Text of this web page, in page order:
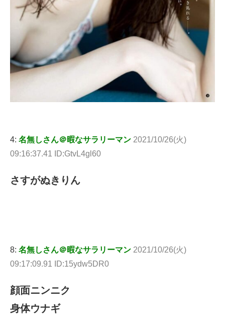
4: 名無しさん＠暇なサラリーマン 2021/10/26(火)
09:16:37.41 ID:GtvL4gl60
さすがぬきりん
8: 名無しさん＠暇なサラリーマン 2021/10/26(火)
09:17:09.91 ID:15ydw5DR0
顔面ニンニク
身体ウナギ